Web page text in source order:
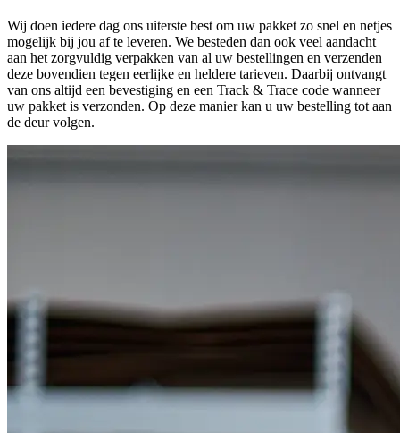
Wij doen iedere dag ons uiterste best om uw pakket zo snel en netjes
mogelijk bij jou af te leveren. We besteden dan ook veel aandacht
aan het zorgvuldig verpakken van al uw bestellingen en verzenden
deze bovendien tegen eerlijke en heldere tarieven. Daarbij ontvangt
van ons altijd een bevestiging en een Track & Trace code wanneer
uw pakket is verzonden. Op deze manier kan u uw bestelling tot aan
de deur volgen.